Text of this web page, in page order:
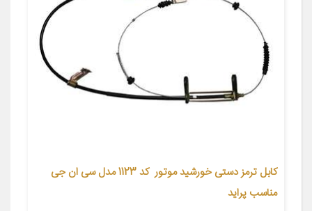
کابل ترمز دستی خورشید موتور کد 1123 مدل سی ان جی
مناسب پراید